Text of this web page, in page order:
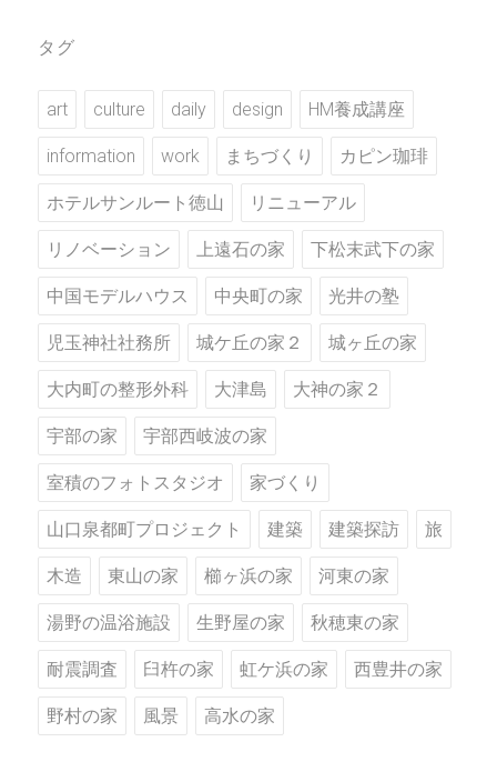
タグ
art culture daily design HM養成講座
information work まちづくり カピン珈琲
ホテルサンルート徳山 リニューアル
リノベーション 上遠石の家 下松末武下の家
中国モデルハウス 中央町の家 光井の塾
児玉神社社務所 城ケ丘の家２ 城ヶ丘の家
大内町の整形外科 大津島 大神の家２
宇部の家 宇部西岐波の家
室積のフォトスタジオ 家づくり
山口泉都町プロジェクト 建築 建築探訪 旅
木造 東山の家 櫛ヶ浜の家 河東の家
湯野の温浴施設 生野屋の家 秋穂東の家
耐震調査 臼杵の家 虹ケ浜の家 西豊井の家
野村の家 風景 高水の家